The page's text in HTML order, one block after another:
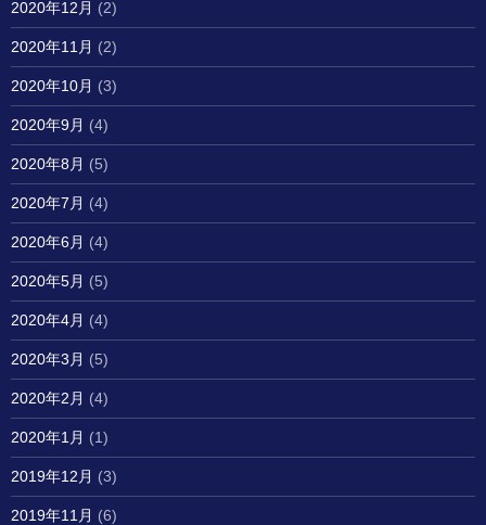
2020年12月 (2)
2020年11月 (2)
2020年10月 (3)
2020年9月 (4)
2020年8月 (5)
2020年7月 (4)
2020年6月 (4)
2020年5月 (5)
2020年4月 (4)
2020年3月 (5)
2020年2月 (4)
2020年1月 (1)
2019年12月 (3)
2019年11月 (6)